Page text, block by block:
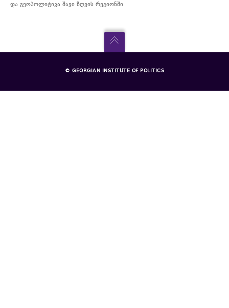
და გეოპოლიტიკა შავი ზღვის რეგიონში
© GEORGIAN INSTITUTE OF POLITICS